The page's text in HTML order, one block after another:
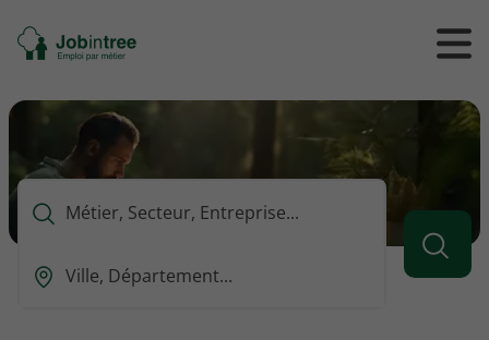
Se
rendre
l'accueil
Ouvrir
/
le
Que
vous
rechercher
Ou